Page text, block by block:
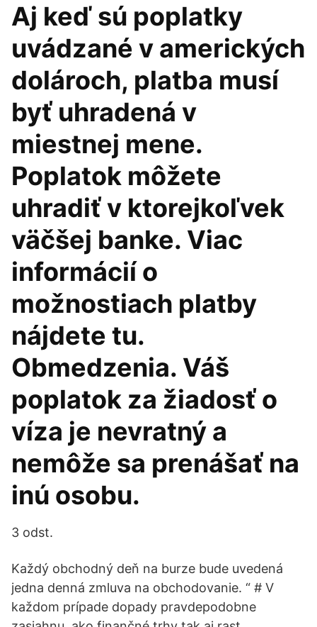
Aj keď sú poplatky
uvádzané v amerických
dolároch, platba musí
byť uhradená v
miestnej mene.
Poplatok môžete
uhradiť v ktorejkoľvek
väčšej banke. Viac
informácií o
možnostiach platby
nájdete tu.
Obmedzenia. Váš
poplatok za žiadosť o
víza je nevratný a
nemôže sa prenášať na
inú osobu.
3 odst.
Každý obchodný deň na burze bude uvedená
jedna denná zmluva na obchodovanie. “ # V
každom prípade dopady pravdepodobne